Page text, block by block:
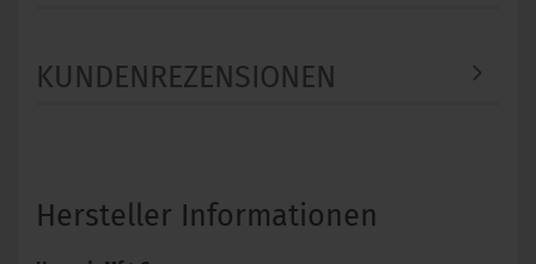
KUNDENREZENSIONEN
Hersteller Informationen